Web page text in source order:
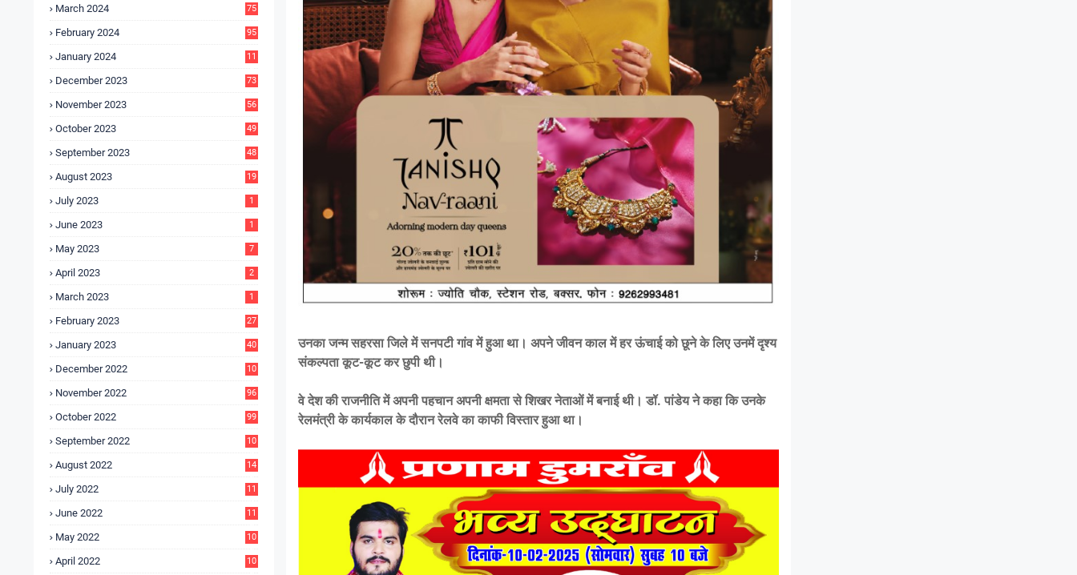
March 2024 75
February 2024 95
January 2024
11
December 2023 73
November 2023 56
October 2023 49
September 2023 48
August 2023 19
July 2023 1
June 2023 1
May 2023 7
April 2023 2
March 2023 1
February 2023 27
January 2023 40
December 2022
10
November 2022 96
October 2022 99
September 2022
10
August 2022
14
July 2022
11
June 2022
11
May 2022
10
April 2022
10
उनका जन्म सहरसा जिले में सनपटी गांव में हुआ था। अपने जीवन काल में हर ऊंचाई को छूने के लिए उनमें दृश्य
संकल्पता कूट-कूट कर छुपी थी।
वे देश की राजनीति में अपनी पहचान अपनी क्षमता से शिखर नेताओं में बनाई थी। डॉ. पांडेय ने कहा कि उनके
रेलमंत्री के कार्यकाल के दौरान रेलवे का काफी विस्तार हुआ था।